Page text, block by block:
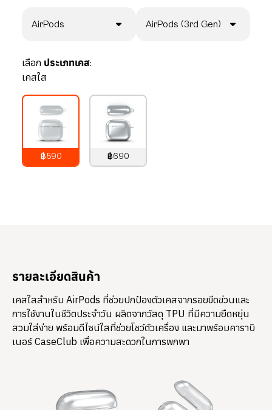
AirPods AirPods (3rd Gen)
เลือก ประเภทเคส:
เคสใส
฿590
฿690
รายละเอียดสินค้า
เคสใสสำหรับ AirPods ที่ช่วยปกป้องตัวเคสจากรอยขีดข่วนและ
การใช้งานในชีวิตประจำวัน ผลิตจากวัสดุ TPU ที่มีความยืดหยุ่น
สวมใส่ง่าย พร้อมดีไซน์ใสที่ช่วยโชว์ตัวเครื่อง และมาพร้อมคาราบิ
เนอร์ CaseClub เพื่อความสะดวกในการพกพา